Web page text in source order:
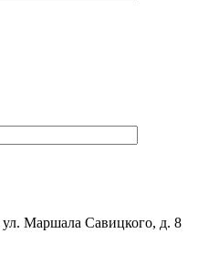
ул. Маршала Савицкого, д. 8